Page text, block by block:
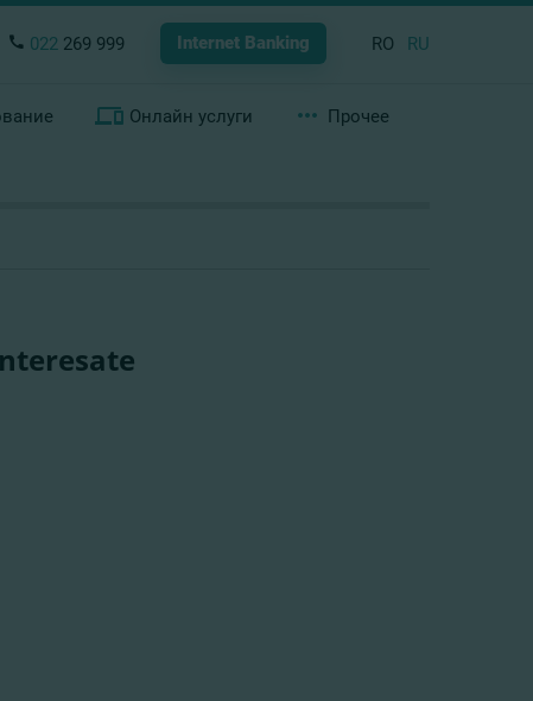
022 269 999 Internet Banking RO RU
Онлайн услуги Прочее